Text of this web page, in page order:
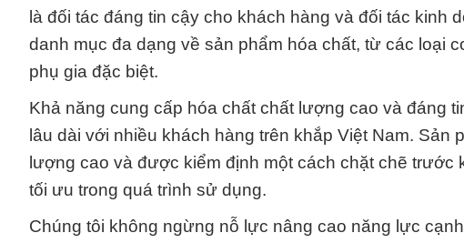
là đối tác đáng tin cậy cho khách hàng và đối tác kinh
danh mục đa dạng về sản phẩm hóa chất, từ các loại
phụ gia đặc biệt.
Khả năng cung cấp hóa chất chất lượng cao và đáng
lâu dài với nhiều khách hàng trên khắp Việt Nam.
lượng cao và được kiểm định một cách chặt chẽ
tối ưu trong quá trình sử dụng.
Chúng tôi không ngừng nỗ lực nâng cao năng lực